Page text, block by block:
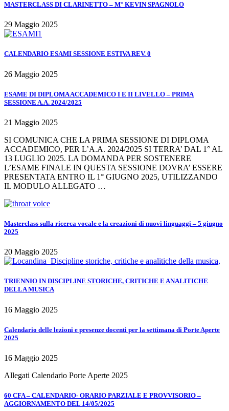
MASTERCLASS DI CLARINETTO – M° KEVIN SPAGNOLO
29 Maggio 2025
CALENDARIO ESAMI SESSIONE ESTIVA REV. 0
26 Maggio 2025
ESAME DI DIPLOMA ACCADEMICO I E II LIVELLO – PRIMA
SESSIONE A.A. 2024/2025
21 Maggio 2025
SI COMUNICA CHE LA PRIMA SESSIONE DI DIPLOMA
ACCADEMICO, PER L’A.A. 2024/2025 SI TERRA’ DAL 1° AL
13 LUGLIO 2025. LA DOMANDA PER SOSTENERE
L’ESAME FINALE IN QUESTA SESSIONE DOVRA’ ESSERE
PRESENTATA ENTRO IL 1° GIUGNO 2025, UTILIZZANDO
IL MODULO ALLEGATO …
Masterclass sulla ricerca vocale e la creazioni di nuovi linguaggi – 5 giugno
2025
20 Maggio 2025
TRIENNIO IN DISCIPLINE STORICHE, CRITICHE E ANALITICHE
DELLA MUSICA
16 Maggio 2025
Calendario delle lezioni e presenze docenti per la settimana di Porte Aperte
2025
16 Maggio 2025
Allegati Calendario Porte Aperte 2025
60 CFA – CALENDARIO- ORARIO PARZIALE E PROVVISORIO –
AGGIORNAMENTO DEL 14/05/2025